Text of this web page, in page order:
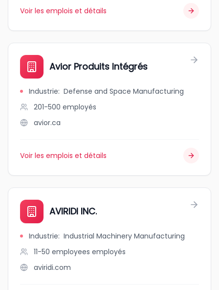
Voir les emplois et détails
Avior Produits Intégrés
Industrie: Defense and Space Manufacturing
201-500 employés
avior.ca
Voir les emplois et détails
AVIRIDI INC.
Industrie: Industrial Machinery Manufacturing
11-50 employees employés
aviridi.com